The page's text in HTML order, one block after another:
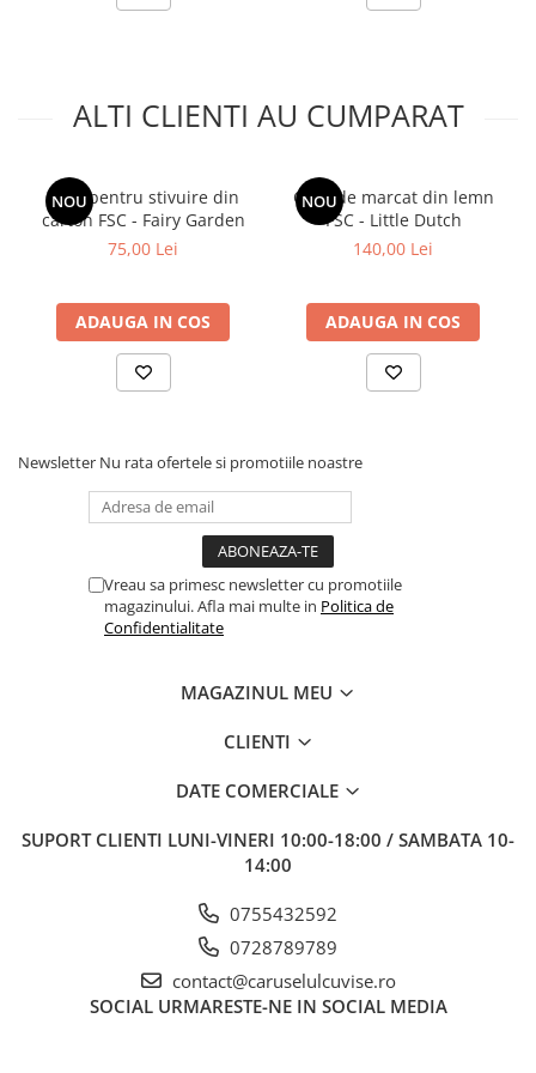
ALTI CLIENTI AU CUMPARAT
NOU
Cutii pentru stivuire din
carton FSC - Fairy Garden
75,00 Lei
ADAUGA IN COS
NOU
Casa de marcat din lemn
FSC - Little Dutch
140,00 Lei
ADAUGA IN COS
Newsletter Nu rata ofertele si promotiile noastre
Vreau sa primesc newsletter cu promotiile
magazinului. Afla mai multe in Politica de
Confidentialitate
MAGAZINUL MEU
CLIENTI
DATE COMERCIALE
SUPORT CLIENTI LUNI-VINERI 10:00-18:00 / SAMBATA 10-
14:00
0755432592
0728789789
contact@caruselulcuvise.ro
SOCIAL URMARESTE-NE IN SOCIAL MEDIA